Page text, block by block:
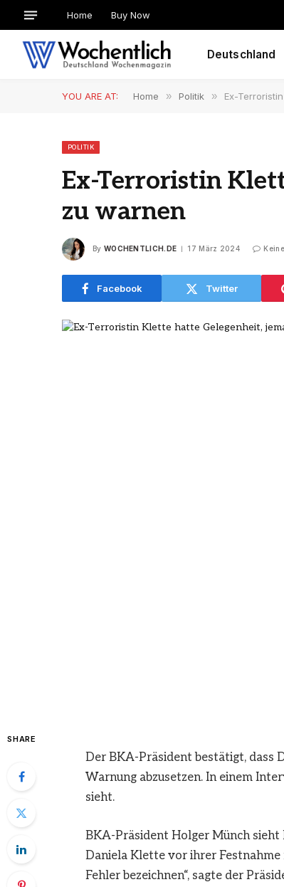
Home Buy Now
Deutschland
YOU ARE AT: Home » Politik » Ex-
POLITIK
Ex-Terroristin
zu warnen
By WOCHENTLICH.DE 17 März 2024
Facebook Twitter
SHARE
Der BKA-Präsident bestätigt, dass
Warnung abzusetzen. In einem
sieht.
BKA-Präsident Holger Münch
Daniela Klette vor ihrer
Fehler bezeichnen“, sagte der